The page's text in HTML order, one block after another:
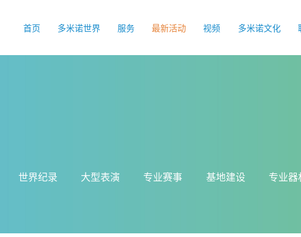
首页 多米诺世界 服务 最新活动 视频 多米诺文化
世界纪录 大型表演 专业赛事 基地建设 专业器